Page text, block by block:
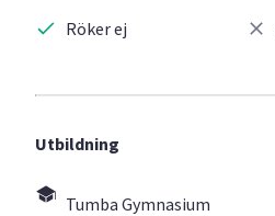
Röker ej
Utbildning
Tumba Gymnasium